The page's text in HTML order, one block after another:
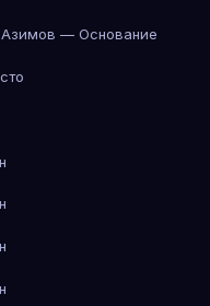
— Основание